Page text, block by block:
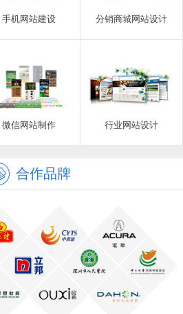
手机网站建设 分销商城网站设计
微信网站制作 行业网站设计
合作品牌